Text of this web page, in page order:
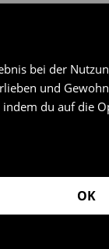
bei der
und
du auf die
OK